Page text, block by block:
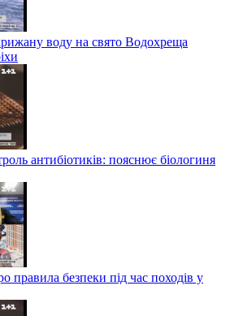
воду на свято Водохреща
антибіотиків: пояснює біологиня
правила безпеки під час походів у